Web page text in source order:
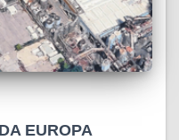
EUROPA